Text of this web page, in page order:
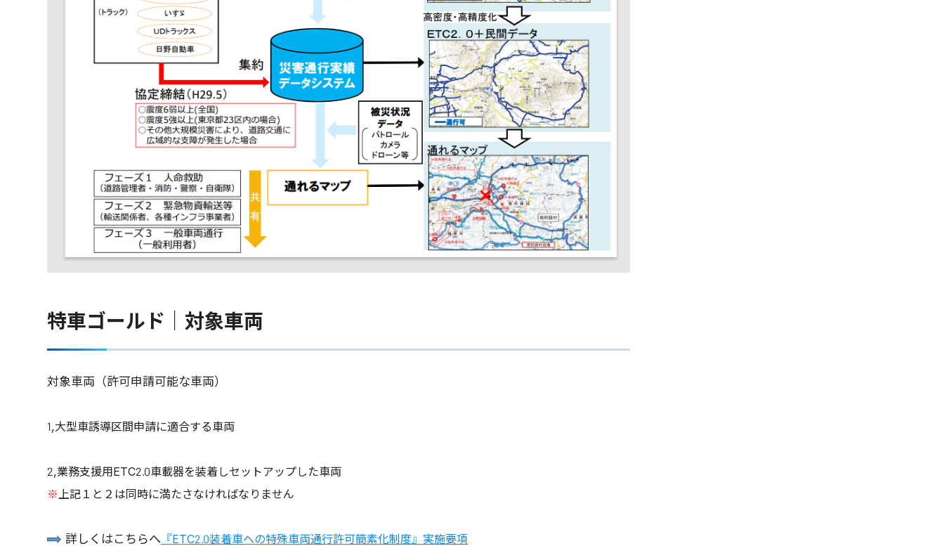
特車ゴールド｜対象車両
対象車両（許可申請可能な車両）
1,大型車誘導区間申請に適合する車両
2,業務支援用ETC2.0車載器を装着しセットアップした車両
※ 上記１と２は同時に満たさなければなりません
詳しくはこちらへ 『ETC2.0装着車への特殊車両通行許可簡素化制度』実施要項